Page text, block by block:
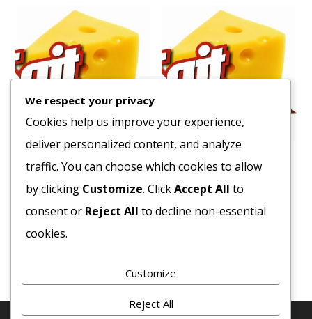
Knorr Barna Mártás 1kg
11797Ft
Bruttó egység ár:ft/db.
Sajtszósz Cheddar 3/1
10616Ft
Bruttó egység ár:ft/db.
We respect your privacy
Cookies help us improve your experience,
deliver personalized content, and analyze
traffic. You can choose which cookies to allow
by clicking Customize. ClickAccept All to
consent or Reject All to decline non-essential
cookies.
Customize
Reject All